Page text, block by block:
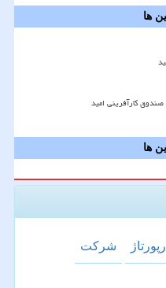
ها
کارآفرینی امید
ها
رپورتاژ شركت